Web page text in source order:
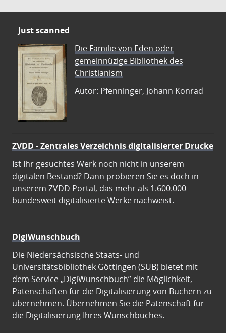
Just scanned
Die Familie von Eden oder
gemeinnüzige Bibliothek des
Christianism
Autor: Pfenninger, Johann Konrad
ZVDD - Zentrales Verzeichnis digitalisierter Drucke
Ist Ihr gesuchtes Werk noch nicht in unserem
digitalen Bestand? Dann probieren Sie es doch in
unserem ZVDD Portal, das mehr als 1.600.000
bundesweit digitalisierte Werke nachweist.
DigiWunschbuch
Die Niedersächsische Staats- und
Universitätsbibliothek Göttingen (SUB) bietet mit
dem Service „DigiWunschbuch” die Möglichkeit,
Patenschaften für die Digitalisierung von Büchern zu
übernehmen. Übernehmen Sie die Patenschaft für
die Digitalisierung Ihres Wunschbuches.